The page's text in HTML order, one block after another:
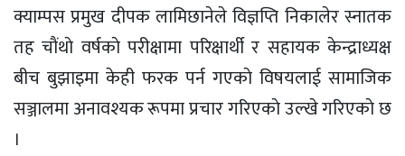
क्याम्पस प्रमुख दीपक लामिछानेले विज्ञप्ति निकालेर स्नातक
तह चाैंथाे वर्षकाे परीक्षामा परिक्षार्थी र सहायक केन्द्राध्यक्ष
बीच बुझाइमा केही फरक पर्न गएकाे विषयलाई सामाजिक
सञ्जालमा अनावश्यक रूपमा प्रचार गरिएकाे उल्खे गरिएकाे छ
।